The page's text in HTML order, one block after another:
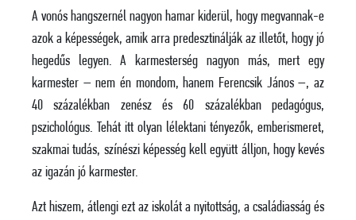
A vonós hangszernél nagyon hamar kiderül, hogy megvannak-e
azok a képességek, amik arra predesztinálják az illetőt, hogy jó
hegedűs legyen. A karmesterség nagyon más, mert egy
karmester – nem én mondom, hanem Ferencsik János –, az
40 százalékban zenész és 60 százalékban pedagógus,
pszichológus. Tehát itt olyan lélektani tényezők, emberismeret,
szakmai tudás, színészi képesség kell együtt álljon, hogy kevés
az igazán jó karmester.
Azt hiszem, átlengi ezt az iskolát a nyitottság, a családiasság és